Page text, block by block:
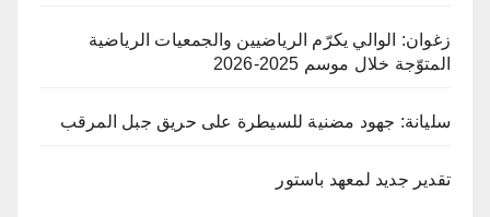
زغوان: الوالي يكرّم الرياضيين والجمعيات الرياضية
المتوّجة خلال موسم 2025-2026
سليانة: جهود مضنية للسيطرة على حريق جبل المرقب
تقدير جديد لمعهد باستور